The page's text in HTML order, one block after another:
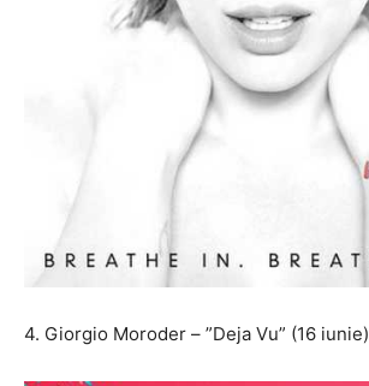
4. Giorgio Moroder – ”Deja Vu” (16 iunie)